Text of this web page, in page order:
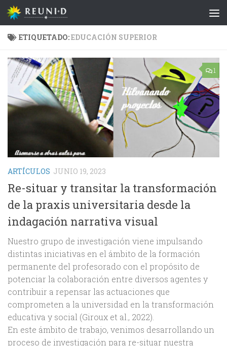
Saltar al contenido
ETIQUETADO:EDUCACIÓN SUPERIOR
1
ARTÍCULOS JUNIO 19, 2023
Re-situar y transitar la transformación
de la praxis universitaria desde la
indagación narrativa visual
Nuestro grupo de investigación viene impulsando
distintas iniciativas en el ámbito de la formación
permanente del profesorado con el propósito de
potenciar la colaboración entre diversos agentes y
contribuir a repensar las actuaciones que
comprometen a la universidad en la transformación
educativa y social (Giroux et al., 2022).
En este ámbito de trabajo, venimos desarrollando un
proceso de investigación para re-situar nuestra